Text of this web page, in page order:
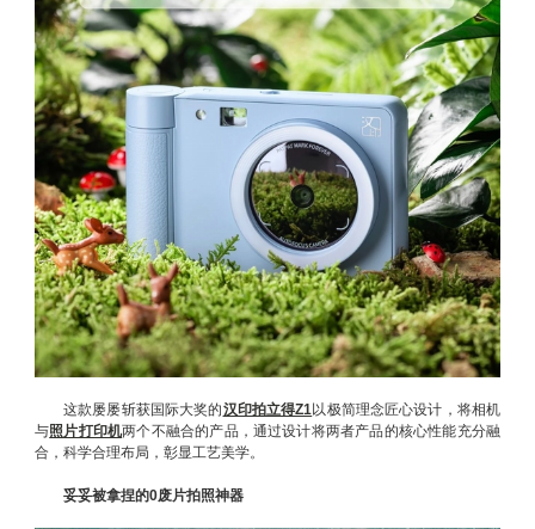
这款屡屡斩获国际大奖的汉印拍立得Z1以极简理念匠心设计，将相机
与照片打印机两个不融合的产品，通过设计将两者产品的核心性能充分融
合，科学合理布局，彰显工艺美学。
妥妥被拿捏的0废片拍照神器